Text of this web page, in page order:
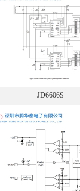
JD6606S